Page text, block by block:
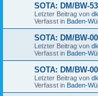
SOTA: DM/BW-
Letzter Beitrag von
Verfasst in Baden-
SOTA: DM/BW-
Letzter Beitrag von
Verfasst in Baden-
SOTA: DM/BW-
Letzter Beitrag von
Verfasst in Baden-